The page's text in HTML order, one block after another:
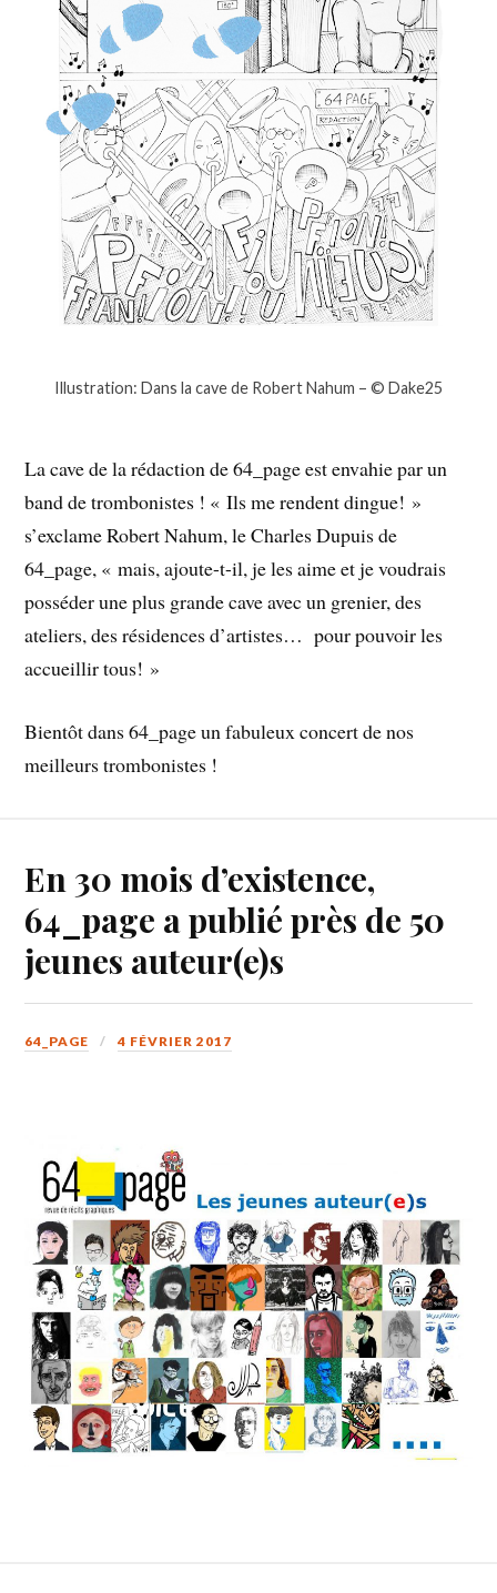
Illustration: Dans la cave de Robert Nahum – © Dake25
La cave de la rédaction de 64_page est envahie par un
band de trombonistes ! « Ils me rendent dingue! »
s’exclame Robert Nahum, le Charles Dupuis de
64_page, « mais, ajoute-t-il, je les aime et je voudrais
posséder une plus grande cave avec un grenier, des
ateliers, des résidences d’artistes… pour pouvoir les
accueillir tous! »
Bientôt dans 64_page un fabuleux concert de nos
meilleurs trombonistes !
En 30 mois d’existence,
64_page a publié près de 50
jeunes auteur(e)s
64_PAGE 4 FÉVRIER 2017